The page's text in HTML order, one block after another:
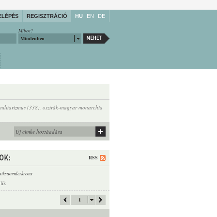
REGISZTRÁCIÓ HU EN DE
Miben?
Mindenben
(338), osztrák-magyar monarchia
RSS
1